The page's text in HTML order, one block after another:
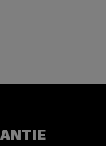
page:
YouTube channel: